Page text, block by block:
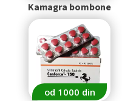
Kamagra bombone
od 1000 din